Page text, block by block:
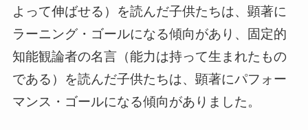
よって伸ばせる）を読んだ子供たちは、顕著に
ラーニング・ゴールになる傾向があり、固定的
知能観論者の名言（能力は持って生まれたもの
である）を読んだ子供たちは、顕著にパフォー
マンス・ゴールになる傾向がありました。